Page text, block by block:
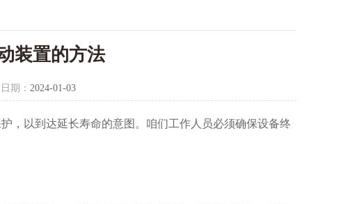
装置的方法
期： 2024-01-03
，以到达延长寿命的意图。咱们工作人员必须确保设备终